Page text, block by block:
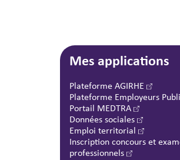
Mes applications
Plateforme AGIRHE
Plateforme Employeurs
Portail MEDTRA
Données sociales
Emploi territorial
Inscription concours et
professionnels